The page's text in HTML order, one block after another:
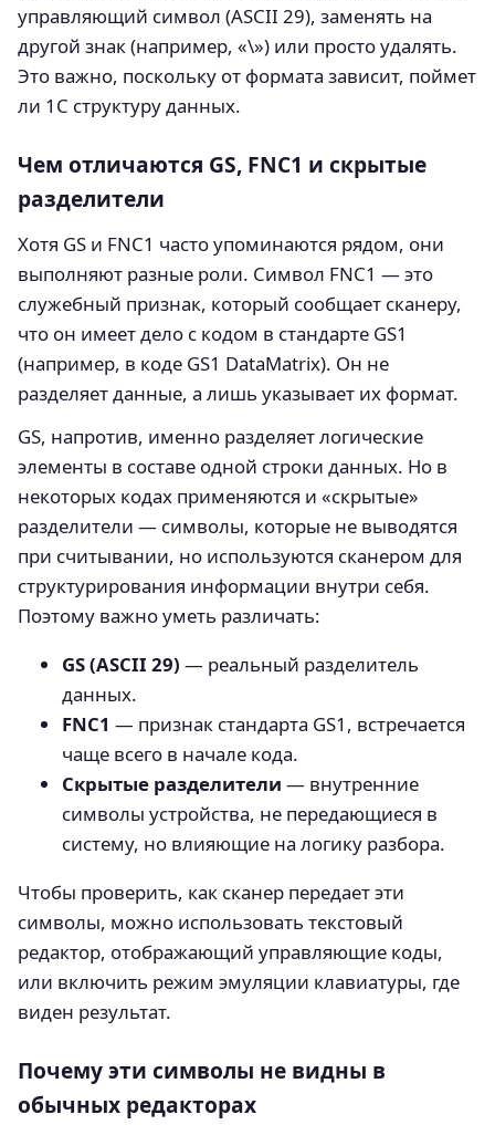
управляющий символ (ASCII 29), заменять на
другой знак (например, «\») или просто удалять.
Это важно, поскольку от формата зависит, поймет
ли 1С структуру данных.
Чем отличаются GS, FNC1 и скрытые
разделители
Хотя GS и FNC1 часто упоминаются рядом, они
выполняют разные роли. Символ FNC1 — это
служебный признак, который сообщает сканеру,
что он имеет дело с кодом в стандарте GS1
(например, в коде GS1 DataMatrix). Он не
разделяет данные, а лишь указывает их формат.
GS, напротив, именно разделяет логические
элементы в составе одной строки данных. Но в
некоторых кодах применяются и «скрытые»
разделители — символы, которые не выводятся
при считывании, но используются сканером для
структурирования информации внутри себя.
Поэтому важно уметь различать:
GS (ASCII 29) — реальный разделитель
данных.
FNC1 — признак стандарта GS1, встречается
чаще всего в начале кода.
Скрытые разделители — внутренние
символы устройства, не передающиеся в
систему, но влияющие на логику разбора.
Чтобы проверить, как сканер передает эти
символы, можно использовать текстовый
редактор, отображающий управляющие коды,
или включить режим эмуляции клавиатуры, где
виден результат.
Почему эти символы не видны в
обычных редакторах